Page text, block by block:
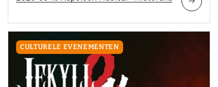
CULTURELE EVENEMENTEN